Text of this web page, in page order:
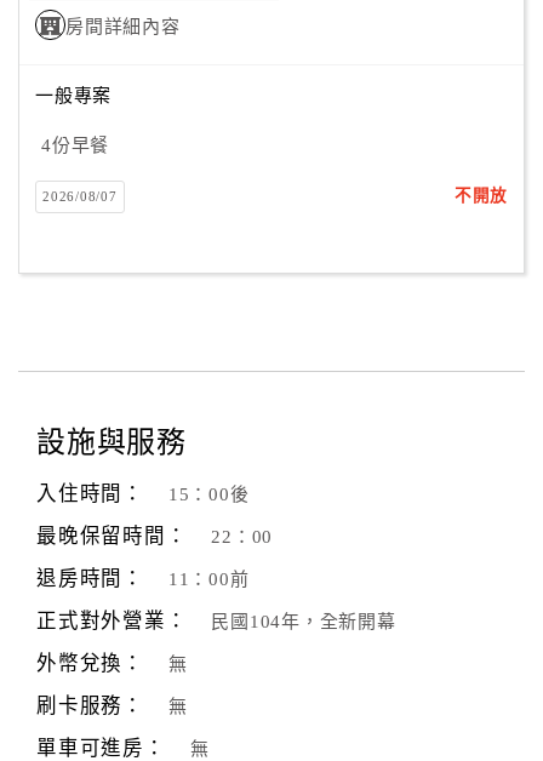
傳
房間詳細內容
一般專案
4份早餐
2026/08/07 不開放
設施與服務
入住時間： 15：00後
最晚保留時間： 22：00
退房時間： 11：00前
正式對外營業： 民國104年，全新開幕
外幣兌換： 無
刷卡服務： 無
單車可進房： 無